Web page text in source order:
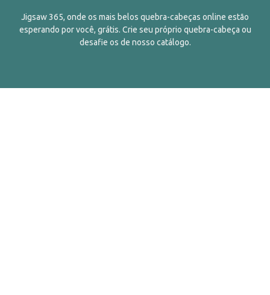
Jigsaw 365, onde os mais belos quebra-cabeças online estão
esperando por você, grátis. Crie seu próprio quebra-cabeça ou
desafie os de nosso catálogo.